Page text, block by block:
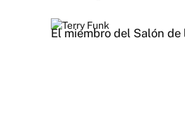
El miembro del Salón de